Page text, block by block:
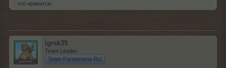
это нравится.
igrek35
Team Leader
Team Farmerama RU